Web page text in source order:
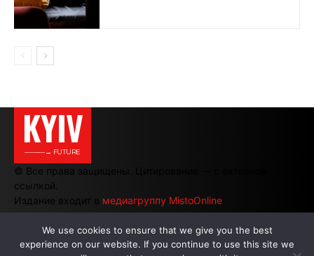
KYIV
———→ FUTURE
© Все права защищены. Цитирование — с активной
ссылкой.
Издание входит в медиагруппу MistoOnline
АВТОРЫ | РЕКЛАМА НА САЙТЕ
We use cookies to ensure that we give you the best
experience on our website. If you continue to use this site we